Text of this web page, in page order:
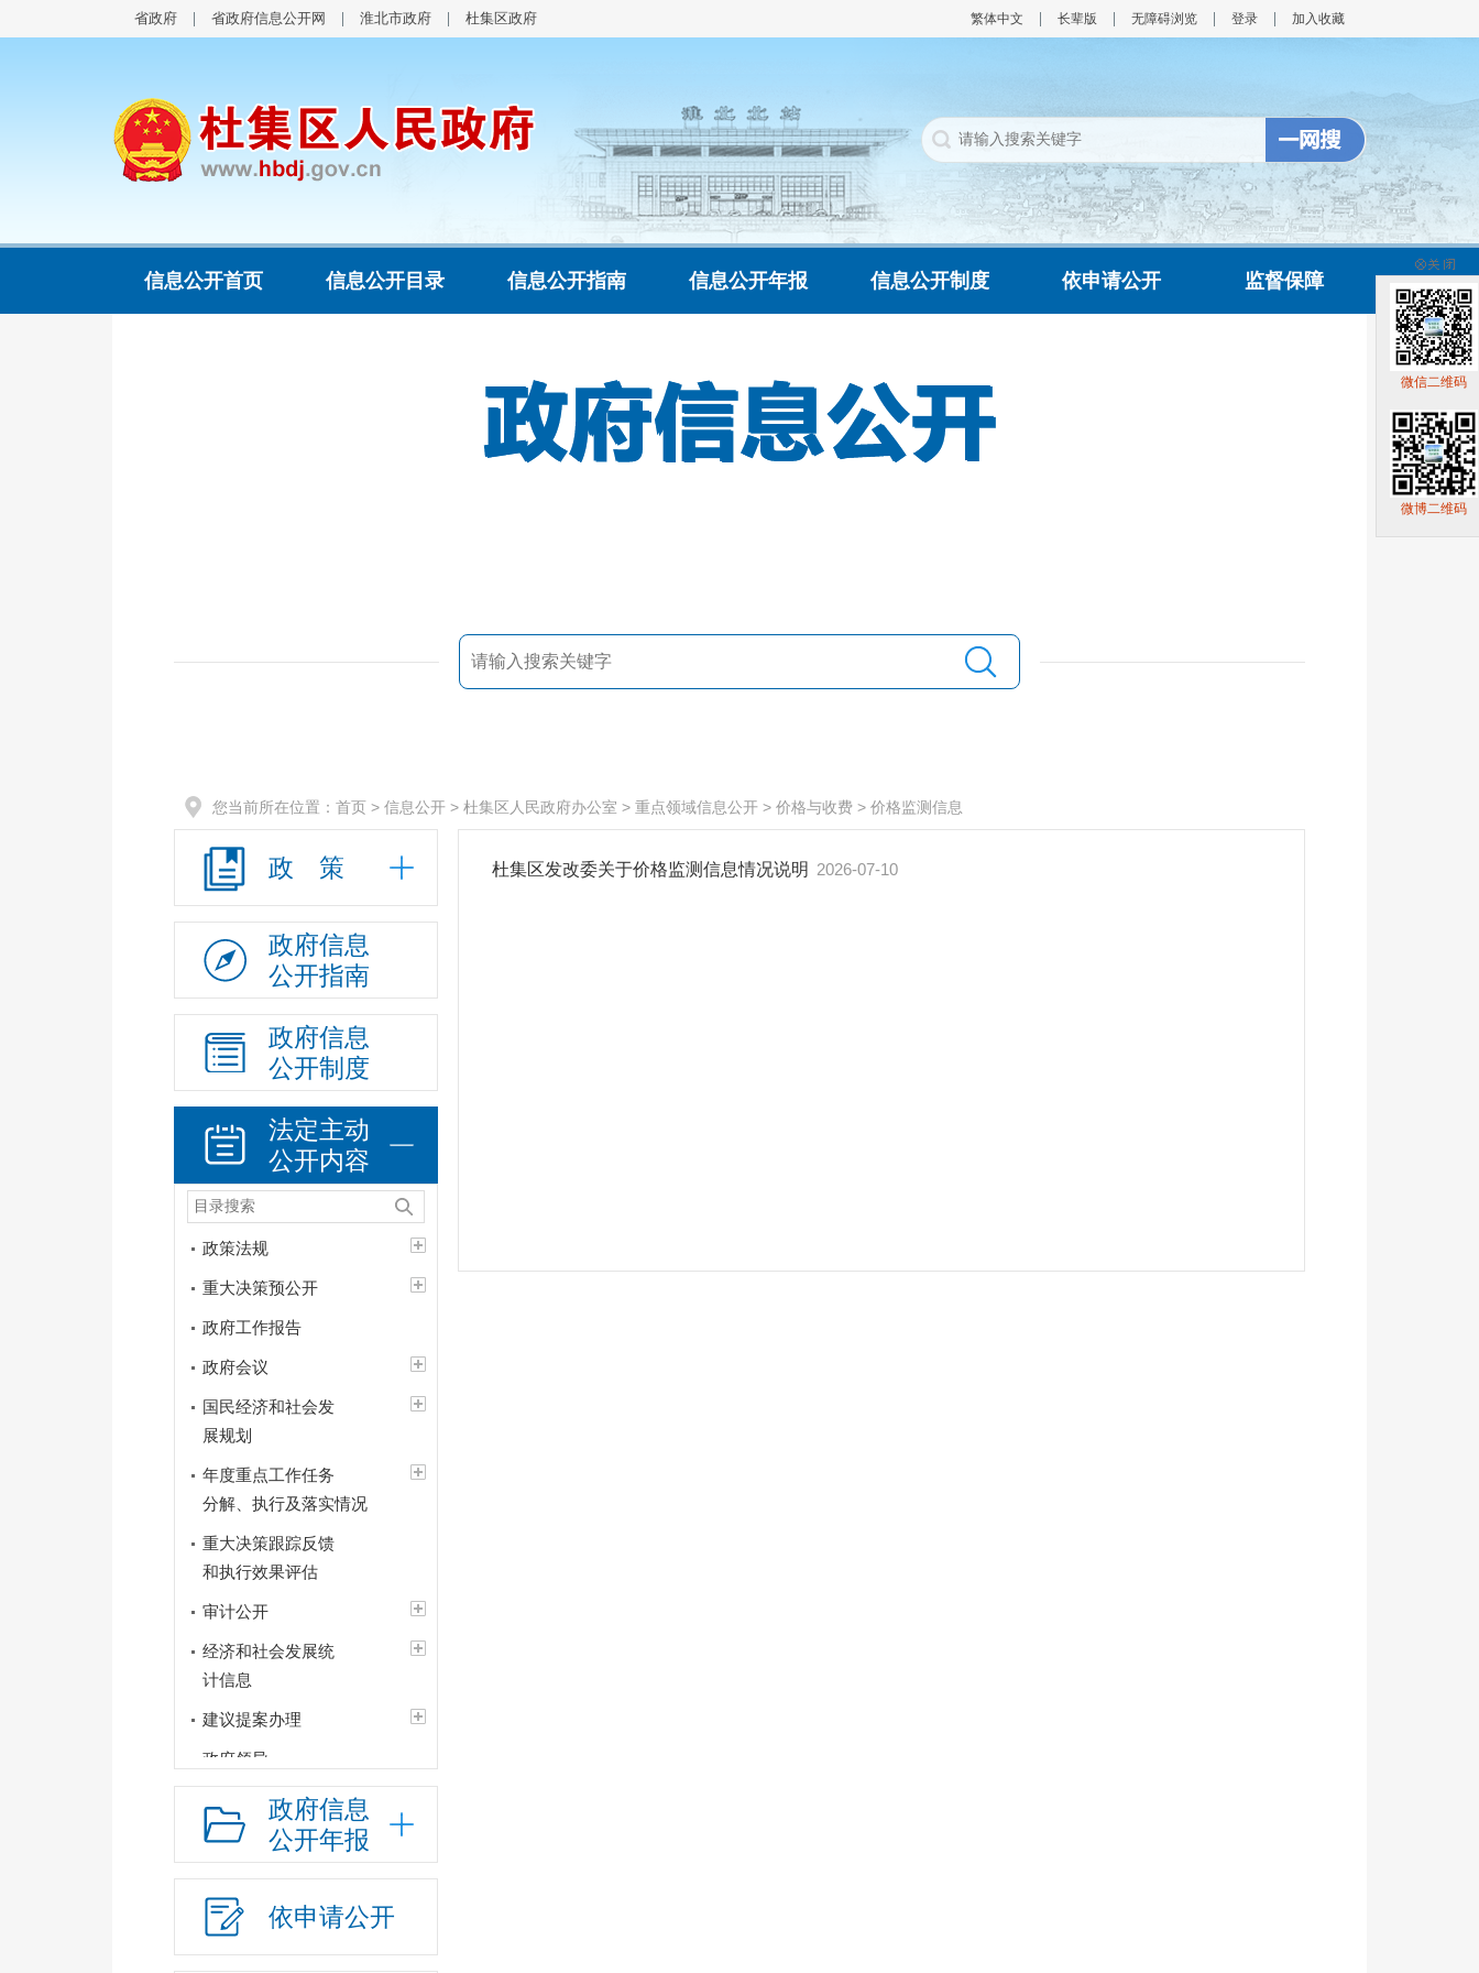
省政府 省政府信息公开网 淮北市政府 杜集区政府 繁体中文 长辈版 无障碍浏览 登录 加入收藏
信息公开首页 信息公开目录 信息公开指南 信息公开年报 信息公开制度 依申请公开 监督保障
您当前所在位置： 首页 > 信息公开 > 杜集区人民政府办公室 > 重点领域信息公开 > 价格与收费 > 价格监测信息
政 策
政府信息
公开指南
政府信息
公开制度
法定主动
公开内容
政策法规
重大决策预公开
政府工作报告
政府会议
国民经济和社会发
展规划
年度重点工作任务
分解、执行及落实情况
重大决策跟踪反馈
和执行效果评估
审计公开
经济和社会发展统
计信息
建议提案办理
政府领导
人事信息
财政资金
应急管理
行政权力
政府信息
公开年报
依申请公开
杜集区发改委关于价格监测信息情况说明 2026-07-10
微信二维码
微博二维码